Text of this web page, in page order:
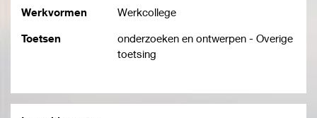
Werkvormen Werkcollege
Toetsen
onderzoeken en ontwerpen - Overige
toetsing